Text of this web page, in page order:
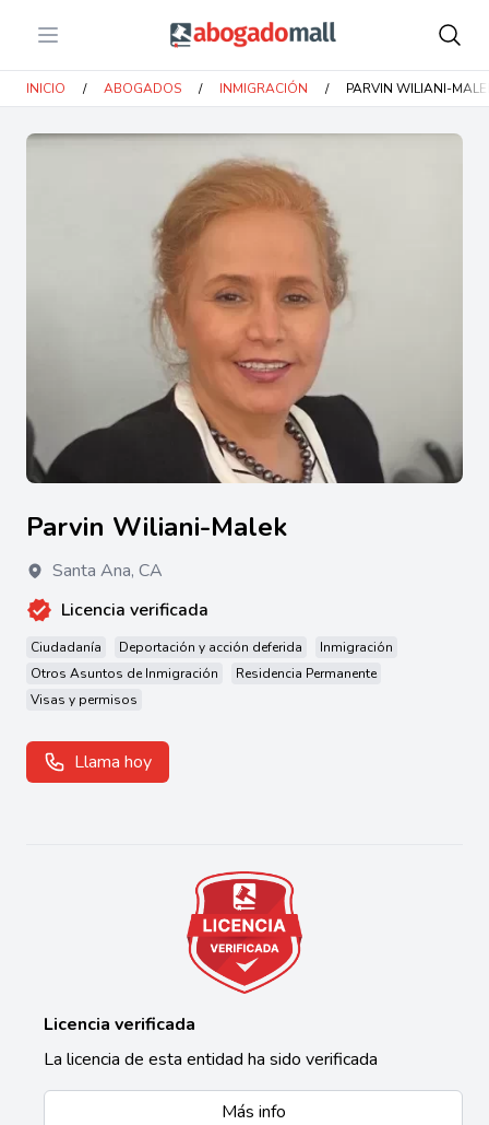
Open menu Abogadomall
INICIO / ABOGADOS / INMIGRACIÓN / PARVIN WILIANI-
Parvin Wiliani-Malek
Santa Ana, CA
Licencia verificada
Ciudadanía Deportación y acción deferida
Inmigración
Otros Asuntos de Inmigración
Residencia Permanente
Visas y permisos
Llama hoy
Licencia verificada
La licencia de esta entidad ha sido verificada
Más info